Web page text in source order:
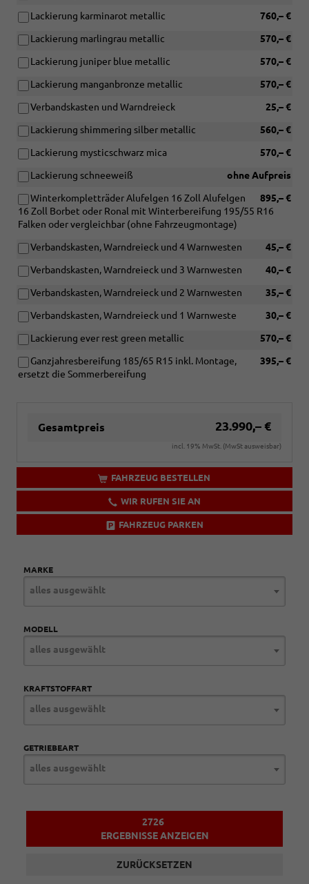
760,– €
Lackierung karminarot metallic
570,– €
Lackierung marlingrau metallic
570,– €
Lackierung juniper blue metallic
570,– €
Lackierung manganbronze metallic
25,– €
Verbandskasten und Warndreieck
560,– €
Lackierung shimmering silber metallic
570,– €
Lackierung mysticschwarz mica
ohne Aufpreis
Lackierung schneeweiß
895,– €
Winterkompletträder Alufelgen 16 Zoll Alufelgen
16 Zoll Borbet oder Ronal mit Winterbereifung 195/55 R16
Falken oder vergleichbar (ohne Fahrzeugmontage)
45,– €
Verbandskasten, Warndreieck und 4 Warnwesten
40,– €
Verbandskasten, Warndreieck und 3 Warnwesten
35,– €
Verbandskasten, Warndreieck und 2 Warnwesten
30,– €
Verbandskasten, Warndreieck und 1 Warnweste
570,– €
Lackierung ever rest green metallic
395,– €
Ganzjahresbereifung 185/65 R15 inkl. Montage,
ersetzt die Sommerbereifung
Gesamtpreis 23.990,– €
incl. 19% MwSt. (MwSt ausweisbar)
FAHRZEUG BESTELLEN
WIR RUFEN SIE AN
FAHRZEUG PARKEN
MARKE
alles ausgewählt
MODELL
alles ausgewählt
KRAFTSTOFFART
alles ausgewählt
GETRIEBEART
alles ausgewählt
2726
ERGEBNISSE ANZEIGEN
ZURÜCKSETZEN